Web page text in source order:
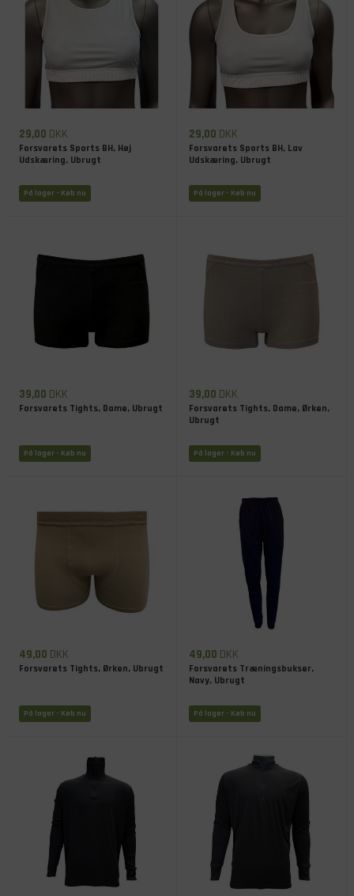
29,00 DKK
Forsvarets Sports BH, Høj
Udskæring, Ubrugt
På lager - Køb nu
29,00 DKK
Forsvarets Sports BH, Lav
Udskæring, Ubrugt
På lager - Køb nu
39,00 DKK
Forsvarets Tights, Dame, Ubrugt
På lager - Køb nu
39,00 DKK
Forsvarets Tights, Dame, Ørken,
Ubrugt
På lager - Køb nu
49,00 DKK
Forsvarets Tights, Ørken, Ubrugt
På lager - Køb nu
49,00 DKK
Forsvarets Træningsbukser,
Navy, Ubrugt
På lager - Køb nu